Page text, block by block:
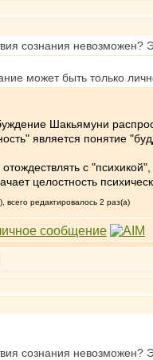
сознания
может быть только
Шакьямуни
является понятие
с
целостность
редактировалось 2 раз(а)
сознания